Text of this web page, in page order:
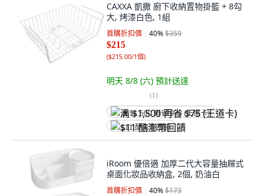
CAXXA 凱撒 廚下收納置物掛籃 + 8勾
大, 烤漆白色, 1組
首購折扣價 40%$359
$215
($215.00/1個)
明天 8/8 (六) 預計送達
(1)
满 $1,500 再省 $75 (王道卡)
$11 酷澎幣回饋
iRoom 優倍適 加厚二代大容量抽屜式
桌面化妝品收納盒, 2個, 奶油白
首購折扣價 40%$173